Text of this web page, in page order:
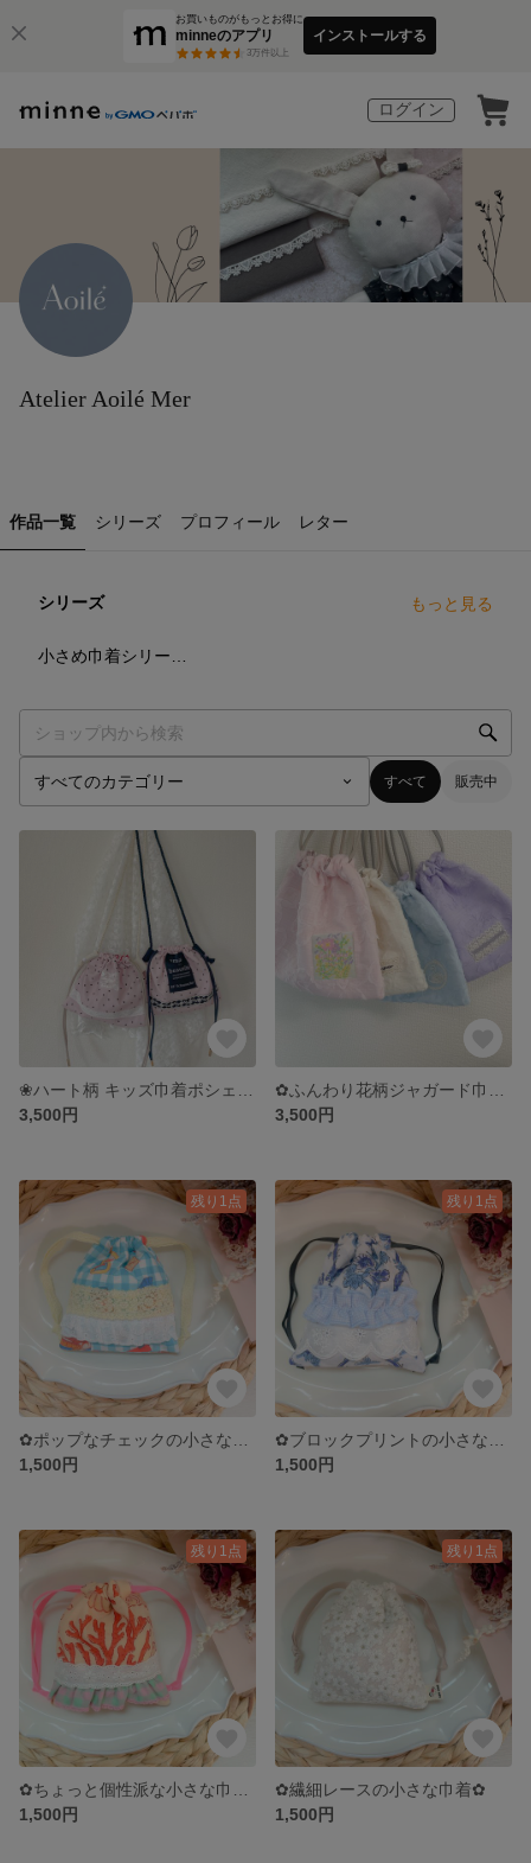
お買いものがもっとお得に
minneのアプリ
3万件以上
インストールする
ログイン
Atelier Aoilé Mer
作品一覧 シリーズ プロフィール レター
シリーズ もっと見る
すべて 販売中
3,500円
3,500円
残り1点
1,500円
残り1点
1,500円
残り1点
1,500円
残り1点
✿繊細レースの小さな巾着✿
1,500円